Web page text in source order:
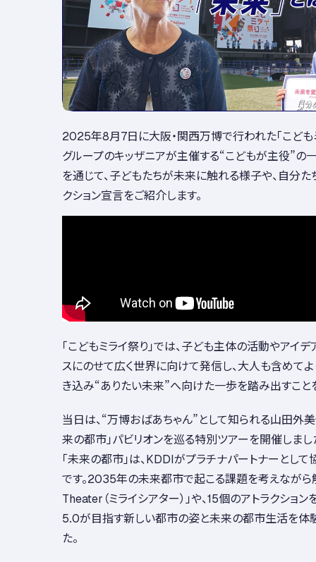
2025年8月7日に大阪・関西万博で行われた「こども
グループのキッザニアが主催する“こどもが主役”の
を通じて、子どもたちが未来に触れる様子や、自分
クション宣言をご紹介します。
「こどもミライ祭り」では、子ども主体の活動やアイデ
スにのせて広く世界に向けて発信し、大人も含めて
き込み“ありたい未来”へ向けた一歩を踏み出すこと
当日は、“万博おばあちゃん”として知られる山田外
来の都市」パビリオンを巡る特別ツアーを開催しまし
「未来の都市」は、KDDIがプラチナパートナーとして
です。2035年の未来都市で起こる課題を考えながら
Theater（ミライシアター）」や、15個のアトラクショ
5.0が目指す新しい都市の姿と未来の都市生活を体
た。